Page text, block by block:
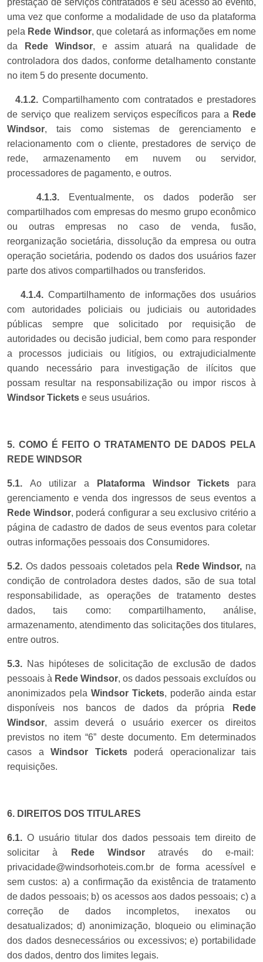
prestação de serviços contratados e seu acesso ao evento,
uma vez que conforme a modalidade de uso da plataforma
pela Rede Windsor, que coletará as informações em nome
da
Rede Windsor, e assim atuará na qualidade de
controladora dos dados, conforme detalhamento constante
no item 5 do presente documento.
4.1.2. Compartilhamento com contratados e prestadores
de serviço que realizem serviços específicos para a Rede
Windsor, tais como sistemas de gerenciamento e
relacionamento com o cliente, prestadores de serviço de
rede, armazenamento em nuvem ou servidor,
processadores de pagamento, e outros.
4.1.3.Eventualmente, os dados poderão ser
compartilhados com empresas do mesmo grupo econômico
ou outras empresas no caso de venda, fusão,
reorganização societária, dissolução da empresa ou outra
operação societária, podendo os dados dos usuários fazer
parte dos ativos compartilhados ou transferidos.
4.1.4. Compartilhamento de informações dos usuários
com autoridades policiais ou judiciais ou autoridades
públicas sempre que solicitado por requisição de
autoridades ou decisão judicial, bem como para responder
a processos judiciais ou litígios, ou extrajudicialmente
quando necessário para investigação de ilícitos que
possam resultar na responsabilização ou impor riscos à
Windsor Tickets e seus usuários.
5. COMO É FEITO O TRATAMENTO DE DADOS PELA
REDE WINDSOR
5.1. Ao utilizar a Plataforma Windsor Tickets para
gerenciamento e venda dos ingressos de seus eventos a
Rede Windsor, poderá configurar a seu exclusivo critério a
página de cadastro de dados de seus eventos para coletar
outras informações pessoais dos Consumidores.
5.2. Os dados pessoais coletados pela Rede Windsor, na
condição de controladora destes dados, são de sua total
responsabilidade, as operações de tratamento destes
dados, tais como: compartilhamento, análise,
armazenamento, atendimento das solicitações dos titulares,
entre outros.
5.3. Nas hipóteses de solicitação de exclusão de dados
pessoais à Rede Windsor, os dados pessoais excluídos ou
anonimizados pela Windsor Tickets, poderão ainda estar
disponíveis nos bancos de dados da própria
Rede
Windsor, assim deverá o usuário exercer os direitos
previstos no item “6” deste documento. Em determinados
casos a Windsor Tickets poderá operacionalizar tais
requisições.
6. DIREITOS DOS TITULARES
6.1. O usuário titular dos dados pessoais tem direito de
solicitar à
Rede Windsoratravés do e-mail:
privacidade@windsorhoteis.com.br de forma acessível e
sem custos: a) a confirmação da existência de tratamento
de dados pessoais; b) os acessos aos dados pessoais; c) a
correção de dados incompletos, inexatos ou
desatualizados; d) anonimização, bloqueio ou eliminação
dos dados desnecessários ou excessivos; e) portabilidade
dos dados, dentro dos limites legais.